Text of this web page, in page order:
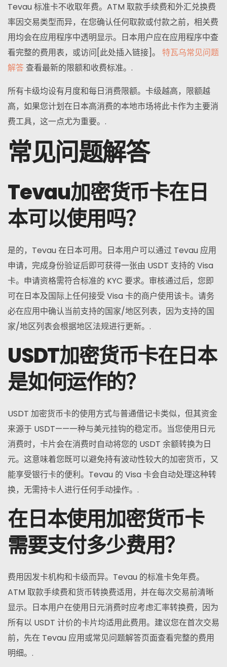
Tevau 标准卡不收取年费。ATM 取款手续费和外汇兑换费
率因交易类型而异，在您确认任何取款或付款之前，相关费
用均会在应用程序中透明显示。日本用户应在应用程序中查
看完整的费用表，或访问[此处插入链接]。 特瓦乌常见问题
解答查看最新的限额和收费标准。.
所有卡级均设有月度和每日消费限额。卡级越高，限额越
高，如果您计划在日本高消费的本地市场将此卡作为主要消
费工具，这一点尤为重要。.
常见问题解答
Tevau加密货币卡在日
本可以使用吗？
是的，Tevau 在日本可用。日本用户可以通过 Tevau 应用
申请，完成身份验证后即可获得一张由 USDT 支持的 Visa
卡。申请资格需符合标准的 KYC 要求。审核通过后，您即
可在日本及国际上任何接受 Visa 卡的商户使用该卡。请务
必在应用中确认当前支持的国家/地区列表，因为支持的国
家/地区列表会根据地区法规进行更新。.
USDT加密货币卡在日本
是如何运作的？
USDT 加密货币卡的使用方式与普通借记卡类似，但其资金
来源于 USDT——一种与美元挂钩的稳定币。当您使用日元
消费时，卡片会在消费时自动将您的 USDT 余额转换为日
元。这意味着您既可以避免持有波动性较大的加密货币，又
能享受银行卡的便利。Tevau 的 Visa 卡会自动处理这种转
换，无需持卡人进行任何手动操作。.
在日本使用加密货币卡
需要支付多少费用？
费用因发卡机构和卡级而异。Tevau 的标准卡免年费。
ATM 取款手续费和货币转换费适用，并在每次交易前清晰
显示。日本用户在使用日元消费时应考虑汇率转换费，因为
所有以 USDT 计价的卡片均适用此费用。建议您在首次交易
前，先在 Tevau 应用或常见问题解答页面查看完整的费用
明细。.